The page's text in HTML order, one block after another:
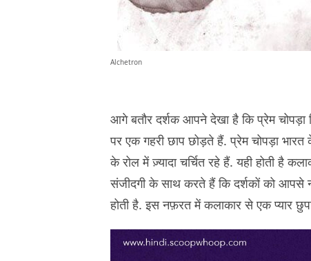
Alchetron
आगे बतौर दर्शक आपने देखा है कि प्रेम
पर एक गहरी छाप छोड़ते हैं. प्रेम चोपड़ा
के रोल में ज़्यादा चर्चित रहे हैं. यही होती है
संजीदगी के साथ करते हैं कि दर्शकों को
होती है. इस नफ़रत में कलाकार से एक प्यार